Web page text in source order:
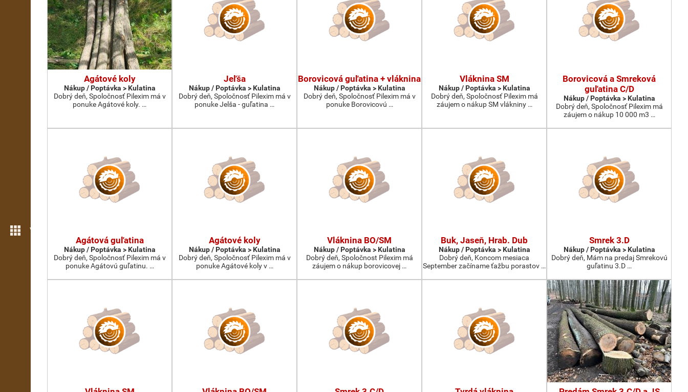
Více možností
Agátové koly
Nákup / Poptávka > Kulatina
Dobrý deň, Spoločnosť Pilexim má v
ponuke Agátové koly. …
Jeľša
Nákup / Poptávka > Kulatina
Dobrý deň, Spoločnosť Pilexim má v
ponuke Jelša - guľatina …
Borovicová guľatina + vláknina
Nákup / Poptávka > Kulatina
Dobrý deň, Spoločnosť Pilexim má v
ponuke Borovicovú …
Vláknina SM
Nákup / Poptávka > Kulatina
Dobrý deň, Spoločnosť Pilexim má
záujem o nákup SM vlákniny …
Borovicová a Smreková
guľatina C/D
Nákup / Poptávka > Kulatina
Dobrý deň, Spoločnosť Pilexim má
záujem o nákup 10 000 m3 …
Agátová guľatina
Nákup / Poptávka > Kulatina
Dobrý deň, Spoločnosť Pilexim má v
ponuke Agátovú guľatinu. …
Agátové koly
Nákup / Poptávka > Kulatina
Dobrý deň, Spoločnosť Pilexim má v
ponuke Agátové koly v …
Vláknina BO/SM
Nákup / Poptávka > Kulatina
Dobrý deň, Spoločnost Pilexim má
záujem o nákup borovicovej …
Buk, Jaseň, Hrab. Dub
Nákup / Poptávka > Kulatina
Dobrý deň, Koncom mesiaca
September začíname ťažbu porastov …
Smrek 3.D
Nákup / Poptávka > Kulatina
Dobrý deň, Mám na predaj Smrekovú
guľatinu 3.D …